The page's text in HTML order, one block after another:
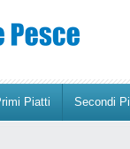
Piatti Secondi